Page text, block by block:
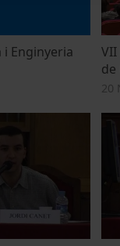
i Enginyeria
de
20